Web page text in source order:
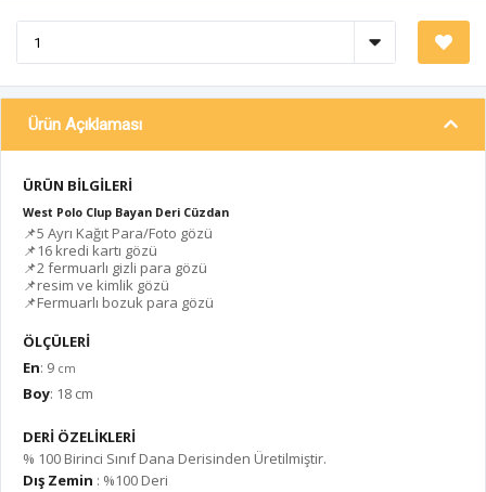
Ürün Açıklaması
ÜRÜN BİLGİLERİ
West Polo Clup Bayan Deri Cüzdan
📌5 Ayrı Kağıt Para/Foto gözü
📌16 kredi kartı gözü
📌2 fermuarlı gizli para gözü
📌resim ve kimlik gözü
📌Fermuarlı bozuk para gözü
ÖLÇÜLERİ
En: 9 cm
Boy: 18 cm
DERİ ÖZELİKLERİ
% 100 Birinci Sınıf Dana Derisinden Üretilmiştir.
Dış Zemin : %100 Deri